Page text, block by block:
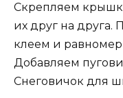
Скрепляем
их друг на друга.
клеем и
Добавляем
Снеговичок для